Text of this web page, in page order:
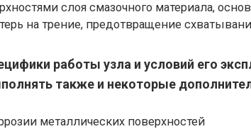
слоя смазочного материала,
на трение, предотвращение
работы узла и условий его
также и некоторые
металлических поверхностей